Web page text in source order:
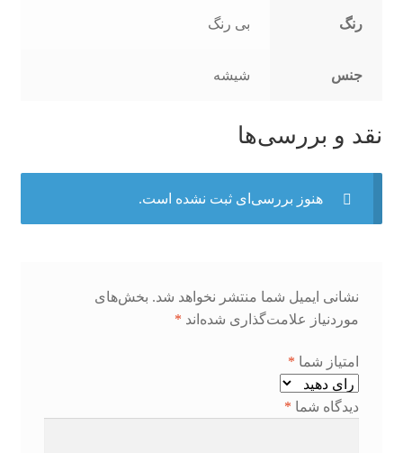
رنگ بی رنگ
جنس شیشه
نقد و بررسی‌ها
هنوز بررسی‌ای ثبت نشده است.
نشانی ایمیل شما منتشر نخواهد شد. بخش‌های
موردنیاز علامت‌گذاری شده‌اند *
امتیاز شما *
دیدگاه شما *